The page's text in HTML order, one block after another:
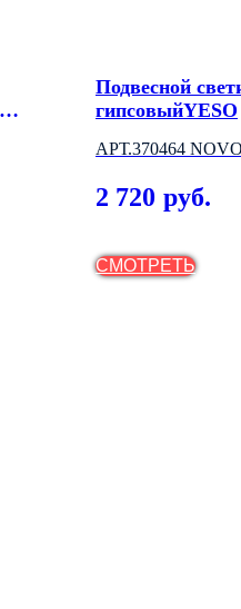
Подвесной
гипсовыйYESO
АРТ.370464
(ВЕНГРИЯ)
2 720 руб.
СМОТРЕТЬ